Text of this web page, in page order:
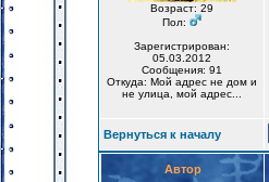
Возраст: 29
Пол:
Зарегистрирован:
05.03.2012
Сообщения: 91
Откуда: Мой адрес не дом и
не улица, мой адрес...
Вернуться к началу
Автор